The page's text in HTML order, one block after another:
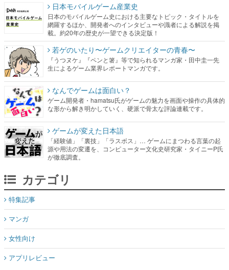
日本モバイルゲーム産業史
日本のモバイルゲーム史における主要なトピック・タイトルを
網羅するほか、開発者へのインタビューや識者による解説を掲
載。約20年の歴史が一望できる決定版！
若ゲのいたり〜ゲームクリエイターの青春〜
『うつヌケ』『ペンと箸』等で知られるマンガ家・田中圭一先
生によるゲーム業界レポートマンガです。
なんでゲームは面白い？
ゲーム開発者・hamatsu氏がゲームの魅力を画面や操作の具体的
な形から解き明かしていく、硬派で骨太な評論連載です。
ゲームが変えた日本語
「経験値」「裏技」「ラスボス」… ゲームにまつわる言葉の起
源や用法の変遷を、コンピューター文化史研究家・タイニーP氏
が徹底調査。
カテゴリ
特集記事
マンガ
女性向け
アプリレビュー